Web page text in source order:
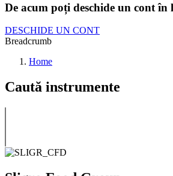
De acum poți deschide un cont în
DESCHIDE UN CONT
Breadcrumb
Home
Caută instrumente